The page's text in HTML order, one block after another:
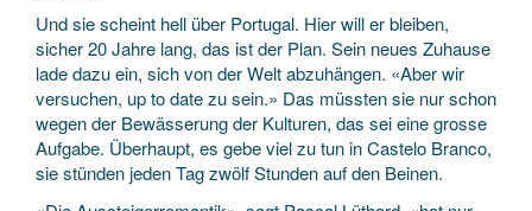
Und sie scheint hell über Portugal. Hier will er bleiben,
sicher 20 Jahre lang, das ist der Plan. Sein neues Zuhause
lade dazu ein, sich von der Welt abzuhängen. «Aber wir
versuchen, up to date zu sein.» Das müssten sie nur schon
wegen der Bewässerung der Kulturen, das sei eine grosse
Aufgabe. Überhaupt, es gebe viel zu tun in Castelo Branco,
sie stünden jeden Tag zwölf Stunden auf den Beinen.